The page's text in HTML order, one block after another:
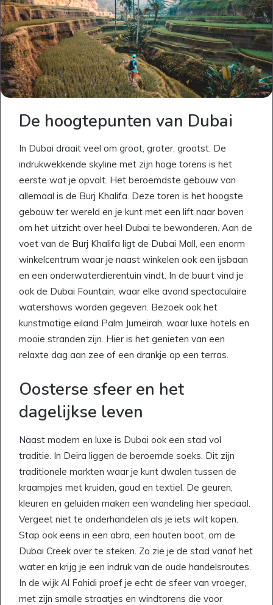
De hoogtepunten van Dubai
In Dubai draait veel om groot, groter, grootst. De
indrukwekkende skyline met zijn hoge torens is het
eerste wat je opvalt. Het beroemdste gebouw van
allemaal is de Burj Khalifa. Deze toren is het hoogste
gebouw ter wereld en je kunt met een lift naar boven
om het uitzicht over heel Dubai te bewonderen. Aan de
voet van de Burj Khalifa ligt de Dubai Mall, een enorm
winkelcentrum waar je naast winkelen ook een ijsbaan
en een onderwaterdierentuin vindt. In de buurt vind je
ook de Dubai Fountain, waar elke avond spectaculaire
watershows worden gegeven. Bezoek ook het
kunstmatige eiland Palm Jumeirah, waar luxe hotels en
mooie stranden zijn. Hier is het genieten van een
relaxte dag aan zee of een drankje op een terras.
Oosterse sfeer en het
dagelijkse leven
Naast modern en luxe is Dubai ook een stad vol
traditie. In Deira liggen de beroemde soeks. Dit zijn
traditionele markten waar je kunt dwalen tussen de
kraampjes met kruiden, goud en textiel. De geuren,
kleuren en geluiden maken een wandeling hier speciaal.
Vergeet niet te onderhandelen als je iets wilt kopen.
Stap ook eens in een abra, een houten boot, om de
Dubai Creek over te steken. Zo zie je de stad vanaf het
water en krijg je een indruk van de oude handelsroutes.
In de wijk Al Fahidi proef je echt de sfeer van vroeger,
met zijn smalle straatjes en windtorens die voor